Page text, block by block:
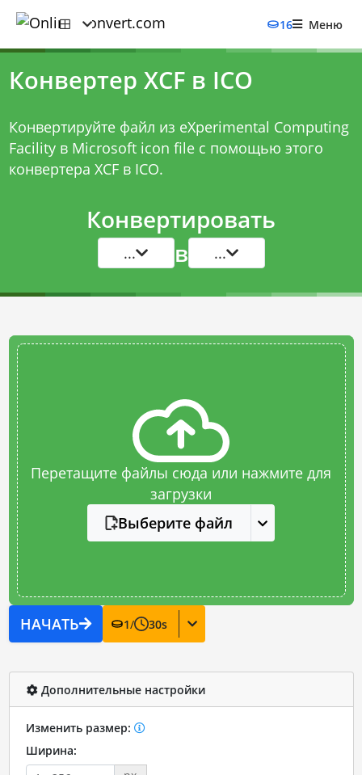
16 Меню
Конвертер XCF в ICO
Конвертируйте файл из eXperimental Computing
Facility в Microsoft icon file с помощью этого
конвертера XCF в ICO.
Конвертировать
... в ...
Перетащите файлы сюда или нажмите для
загрузки
Выберите файл
НАЧАТЬ 1/ 30s
Дополнительные настройки
Изменить размер:
Ширина: